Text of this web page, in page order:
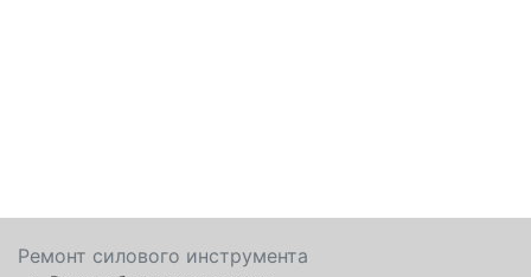
Ремонт силового инструмента